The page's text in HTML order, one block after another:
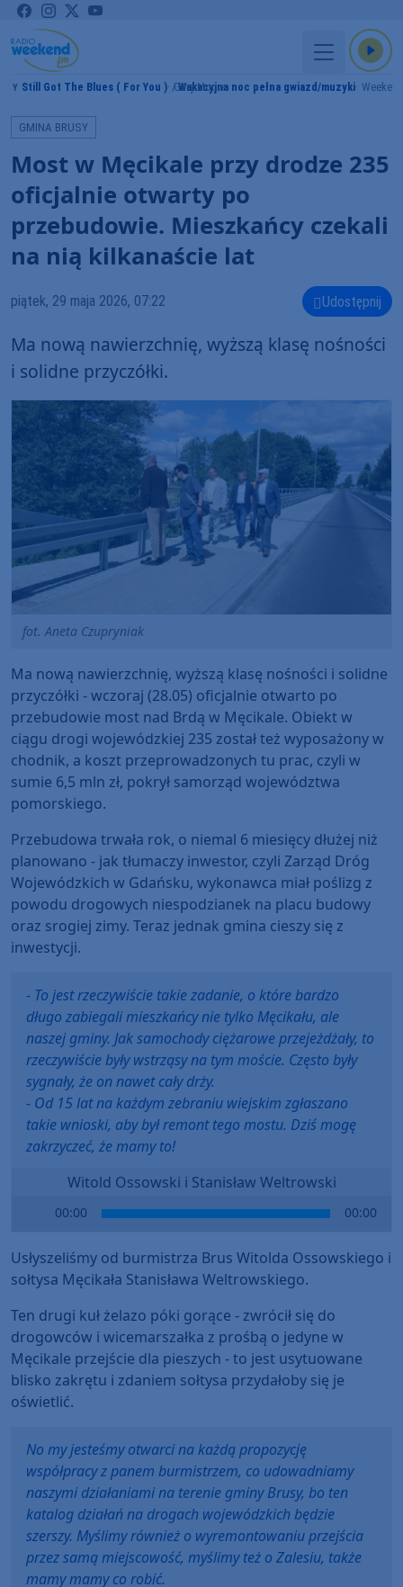
Still Got The Blues ( For You ) Gary Moore
Wakacyjna noc pełna gwiazd/muzyki
GMINA BRUSY
Most w Męcikale przy drodze 235
oficjalnie otwarty po
przebudowie. Mieszkańcy czekali
na nią kilkanaście lat
piątek, 29 maja 2026, 07:22 Udostępnij
Ma nową nawierzchnię, wyższą klasę nośności
i solidne przyczółki.
fot. Aneta Czupryniak
Ma nową nawierzchnię, wyższą klasę nośności i solidne
przyczółki - wczoraj (28.05) oficjalnie otwarto po
przebudowie most nad Brdą w Męcikale. Obiekt w
ciągu drogi wojewódzkiej 235 został też wyposażony w
chodnik, a koszt przeprowadzonych tu prac, czyli w
sumie 6,5 mln zł, pokrył samorząd województwa
pomorskiego.
Przebudowa trwała rok, o niemal 6 miesięcy dłużej niż
planowano - jak tłumaczy inwestor, czyli Zarząd Dróg
Wojewódzkich w Gdańsku, wykonawca miał poślizg z
powodu drogowych niespodzianek na placu budowy
oraz srogiej zimy. Teraz jednak gmina cieszy się z
inwestycji.
- To jest rzeczywiście takie zadanie, o które bardzo
długo zabiegali mieszkańcy nie tylko Męcikału, ale
naszej gminy. Jak samochody ciężarowe przejeżdżały, to
rzeczywiście były wstrząsy na tym moście. Często były
sygnały, że on nawet cały drży.
- Od 15 lat na każdym zebraniu wiejskim zgłaszano
takie wnioski, aby był remont tego mostu. Dziś mogę
zakrzyczeć, że mamy to!
Witold Ossowski i Stanisław Weltrowski
00:00 00:00
Usłyszeliśmy od burmistrza Brus Witolda Ossowskiego i
sołtysa Męcikała Stanisława Weltrowskiego.
Ten drugi kuł żelazo póki gorące - zwrócił się do
drogowców i wicemarszałka z prośbą o jedyne w
Męcikale przejście dla pieszych - to jest usytuowane
blisko zakrętu i zdaniem sołtysa przydałoby się je
oświetlić.
No my jesteśmy otwarci na każdą propozycję
współpracy z panem burmistrzem, co udowadniamy
naszymi działaniami na terenie gminy Brusy, bo ten
katalog działań na drogach wojewódzkich będzie
szerszy. Myślimy również o wyremontowaniu przejścia
przez samą miejscowość, myślimy też o Zalesiu, także
mamy mamy co robić.